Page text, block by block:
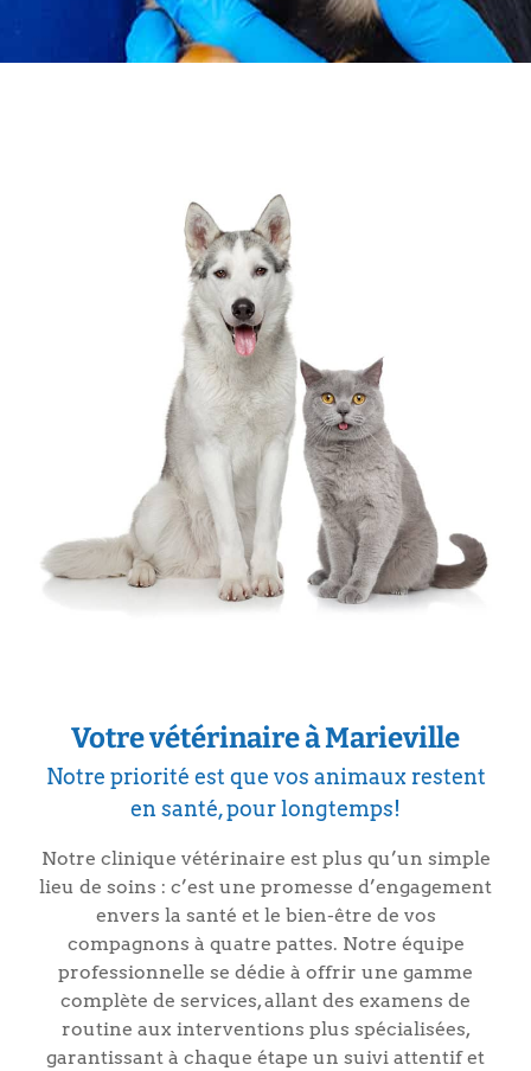
Votre vétérinaire à Marieville
Notre priorité est que vos animaux restent
en santé, pour longtemps!
Notre clinique vétérinaire est plus qu’un simple
lieu de soins : c’est une promesse d’engagement
envers la santé et le bien-être de vos
compagnons à quatre pattes. Notre équipe
professionnelle se dédie à offrir une gamme
complète de services, allant des examens de
routine aux interventions plus spécialisées,
garantissant à chaque étape un suivi attentif et